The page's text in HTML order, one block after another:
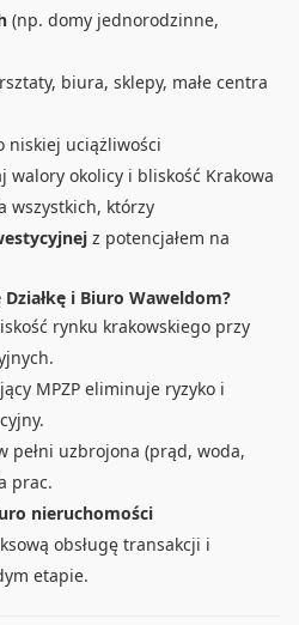
(np. domy jednorodzinne,
biura, sklepy, małe centra
niskiej uciążliwości
walory okolicy i bliskość Krakowa
wszystkich, którzy
z potencjałem na
i Biuro Waweldom?
rynku krakowskiego przy
MPZP eliminuje ryzyko i
pełni uzbrojona (prąd, woda,
prac.
nieruchomości
obsługę transakcji i
etapie.